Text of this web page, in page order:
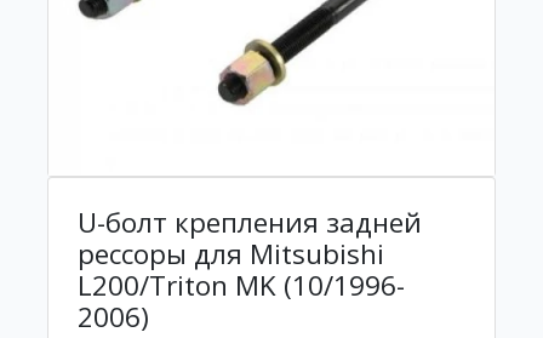
U-болт крепления задней
рессоры для Mitsubishi
L200/Triton MK (10/1996-
2006)